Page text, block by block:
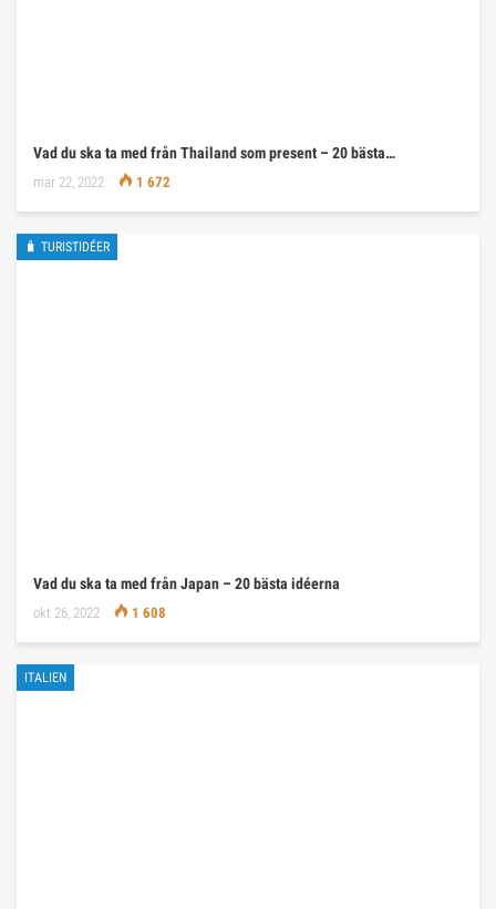
Vad du ska ta med från Thailand som present – 20 bästa…
mar 22, 2022 1 672
🧳 TURISTIDÉER
Vad du ska ta med från Japan – 20 bästa idéerna
okt 26, 2022 1 608
ITALIEN